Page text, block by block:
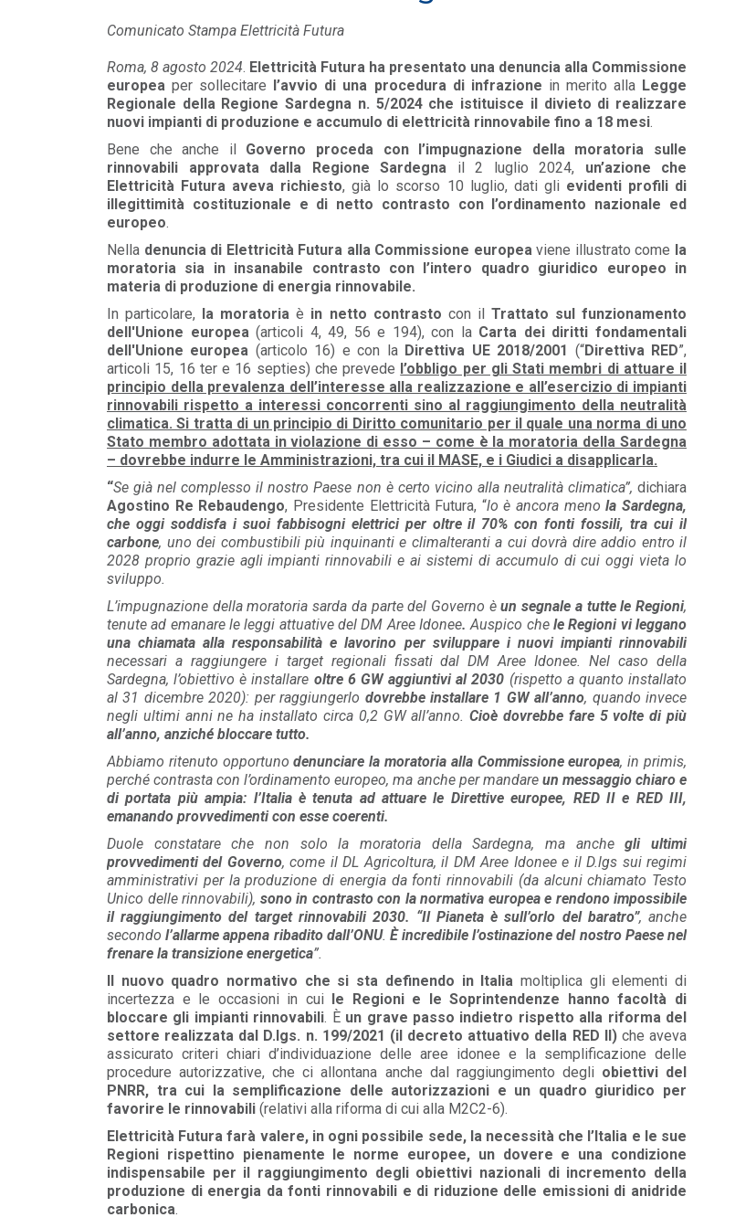
Comunicato Stampa Elettricità Futura
Roma, 8 agosto 2024. Elettricità Futura ha presentato una denuncia alla Commissione
europea per sollecitare l’avvio di una procedura di infrazione in merito allaLegge
Regionale della Regione Sardegna n. 5/2024 che istituisce il divieto di realizzare
nuovi impianti di produzione e accumulo di elettricità rinnovabile fino a 18 mesi.
Bene che anche il Governo proceda con l’impugnazione della moratoria sulle
rinnovabili approvata dalla Regione Sardegna il 2 luglio 2024, un’azione che
Elettricità Futura aveva richiesto, già lo scorso 10 luglio, dati gli evidenti profili di
illegittimità costituzionale e di netto contrasto con l’ordinamento nazionale ed
europeo.
Nella denuncia di Elettricità Futura alla Commissione europeaviene illustrato come la
moratoria sia in insanabile contrasto con l’intero quadro giuridico europeo in
materia di produzione di energia rinnovabile.
In particolare,
la moratoria è in netto contrasto con il Trattato sul funzionamento
dell'Unione europea(articoli 4, 49, 56 e 194), con la Carta dei diritti fondamentali
dell'Unione europea (articolo 16) e con la Direttiva UE 2018/2001 (“Direttiva RED”,
articoli 15, 16 ter e 16 septies) che prevede l’obbligo per gli Stati membri di attuare il
principio della prevalenza dell’interesse alla realizzazione e all’esercizio di impianti
rinnovabili rispetto a interessi concorrenti sino al raggiungimento della neutralità
climatica. Si tratta di un principio di Diritto comunitario per il quale una norma di uno
Stato membro adottata in violazione di esso – come è la moratoria della Sardegna
– dovrebbe indurre le Amministrazioni, tra cui il MASE, e i Giudici a disapplicarla.
“Se già nel complesso il nostro Paese non è certo vicino alla neutralità climatica”, dichiara
Agostino Re Rebaudengo, Presidente Elettricità Futura, “lo è ancora menola Sardegna,
che oggi soddisfa i suoi fabbisogni elettrici per oltre il 70% con fonti fossili, tra cui il
carbone, uno dei combustibili più inquinanti e climalteranti a cui dovrà dire addio entro il
2028 proprio grazie agli impianti rinnovabili e ai sistemi di accumulo di cui oggi vieta lo
sviluppo.
L’impugnazione della moratoria sarda da parte del Governo èun segnale a tutte le Regioni,
tenute ad emanare le leggi attuative del DM Aree Idonee.Auspico chele Regioni vi leggano
una chiamata alla responsabilità e lavorino per sviluppare i nuovi impianti rinnovabili
necessari a raggiungere i target regionali fissati dal DM Aree Idonee. Nel caso della
Sardegna, l’obiettivo è installare oltre 6 GW aggiuntivi al 2030 (rispetto a quanto installato
al 31 dicembre 2020): per raggiungerlo dovrebbe installare 1 GW all’anno, quando invece
negli ultimi anni ne ha installato circa 0,2 GW all’anno.Cioè dovrebbe fare 5 volte di più
all’anno, anziché bloccare tutto.
Abbiamo ritenuto opportunodenunciare la moratoria alla Commissione europea, in primis,
perché contrasta con l’ordinamento europeo, ma anche per mandare un messaggio chiaro e
di portata più ampia: l’Italia è tenuta ad attuare le Direttive europee, RED II e RED III,
emanando provvedimenti con esse coerenti.
Duole constatare che non solo la moratoria della Sardegna, ma anchegli ultimi
provvedimenti del Governo, come il DL Agricoltura, il DM Aree Idonee e il D.lgs sui regimi
amministrativi per la produzione di energia da fonti rinnovabili (da alcuni chiamato Testo
Unico delle rinnovabili), sono in contrasto con la normativa europea e rendono impossibile
il raggiungimento del target rinnovabili 2030. “Il Pianeta è sull’orlo del baratro”, anche
secondol’allarme appena ribadito dall’ONU. È incredibile l’ostinazione del nostro Paese nel
frenare la transizione energetica”.
Il nuovo quadro normativo che si sta definendo in Italia moltiplica gli elementi di
incertezza e le occasioni in cui
le Regioni e le Soprintendenze hanno facoltà di
bloccare gli impianti rinnovabili. È un grave passo indietro rispetto alla riforma del
settore realizzata dal D.lgs. n. 199/2021 (il decreto attuativo della RED II)che aveva
assicurato criteri chiari d’individuazione delle aree idonee e la semplificazione delle
procedure autorizzative, che ci allontana anche dal raggiungimento degli obiettivi del
PNRR, tra cui la semplificazione delle autorizzazioni e un quadro giuridico per
favorire le rinnovabili (relativi alla riforma di cui alla M2C2-6).
Elettricità Futura farà valere, in ogni possibile sede, la necessità che l’Italia e le sue
Regioni rispettino pienamente le norme europee, un dovere e una condizione
indispensabile per il raggiungimento degli obiettivi nazionali di incremento della
produzione di energia da fonti rinnovabili e di riduzione delle emissioni di anidride
carbonica.
MEDIA/ 16-06-2026
coniugare tutela del patrimonio olivic...
LEGGI DI PIÙ
MEDIA/ 16-06-2026
Elettricità Futura: gli aumenti non riguardano
le bollette elettriche
LEGGI DI PIÙ
europea
LEGGI DI PIÙ
MEDIA/ 26-05-2026
La generazione elettrica da
fonti fossili entra in una fase di
declino struttura...
LEGGI DI PIÙ
POLICY
Misure transitorie funzionali alla
riduzione dei prezzi all’ingrosso
dell’energi...
LEGGI DI PIÙ
Disposizioni funzionali al
riconoscimento del contributo
straordinario volontari...
LEGGI DI PIÙ
POLICY
Sezione degli annunci qualificati
della Bacheca PPA e ruolo del
GSE come garante...
LEGGI DI PIÙ
POLICY
Aggiornamento Allegato A.18 e
Capitolo 1A del Codice di Rete
LEGGI DI PIÙ
POLICY
– Allegato A.83 del Cod...
LEGGI DI PIÙ
Costi di adeguamento per
l’installazione dell’UPDM sugli
impianti di produzione ...
LEGGI DI PIÙ
Congresso annuale ATI 2026
LEGGI DI PIÙ
FILO DIRETTO
GSE: nuova procedura semplificata per le
richieste sui certificati bianchi
LEGGI DI PIÙ